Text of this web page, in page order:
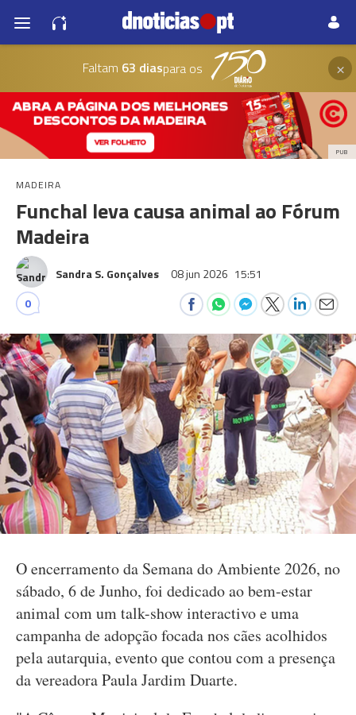
Faltam 63 diaspara os ×
PUB
MADEIRA
Funchal leva causa animal ao Fórum
Madeira
Sandra S. Gonçalves 08 jun 2026 15:51
0
O encerramento da Semana do Ambiente 2026, no
sábado, 6 de Junho, foi dedicado ao bem-estar
animal com um talk-show interactivo e uma
campanha de adopção focada nos cães acolhidos
pela autarquia, evento que contou com a presença
da vereadora Paula Jardim Duarte.